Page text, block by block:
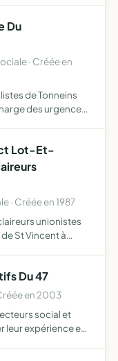
Du
· Créée en
de Tonneins
des urgences
Lot-Et-
· Créée en 1987
unionistes
St Vincent à
Du 47
en 2003
social et
leur expérience et